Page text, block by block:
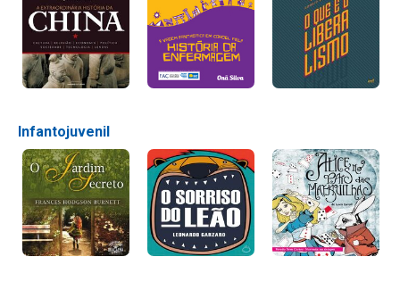
Infantojuvenil